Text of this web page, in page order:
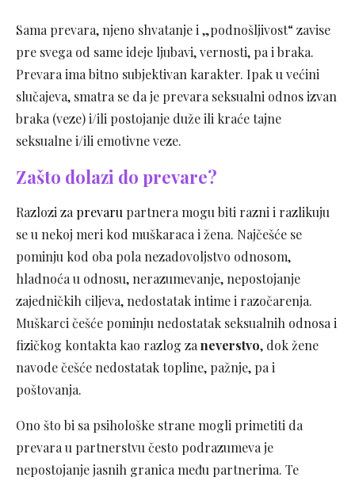
Sama prevara, njeno shvatanje i „podnošljivost“ zavise
pre svega od same ideje ljubavi, vernosti, pa i braka.
Prevara ima bitno subjektivan karakter. Ipak u većini
slučajeva, smatra se da je prevara seksualni odnos izvan
braka (veze) i/ili postojanje duže ili kraće tajne
seksualne i/ili emotivne veze.
Zašto dolazi do prevare?
Razlozi za prevaru partnera mogu biti razni i razlikuju
se u nekoj meri kod muškaraca i žena. Najčešće se
pominju kod oba pola nezadovoljstvo odnosom,
hladnoća u odnosu, nerazumevanje, nepostojanje
zajedničkih ciljeva, nedostatak intime i razočarenja.
Muškarci češće pominju nedostatak seksualnih odnosa i
fizičkog kontakta kao razlog za neverstvo, dok žene
navode češće nedostatak topline, pažnje, pa i
poštovanja.
Ono što bi sa psihološke strane mogli primetiti da
prevara u partnerstvu često podrazumeva je
nepostojanje jasnih granica među partnerima. Te